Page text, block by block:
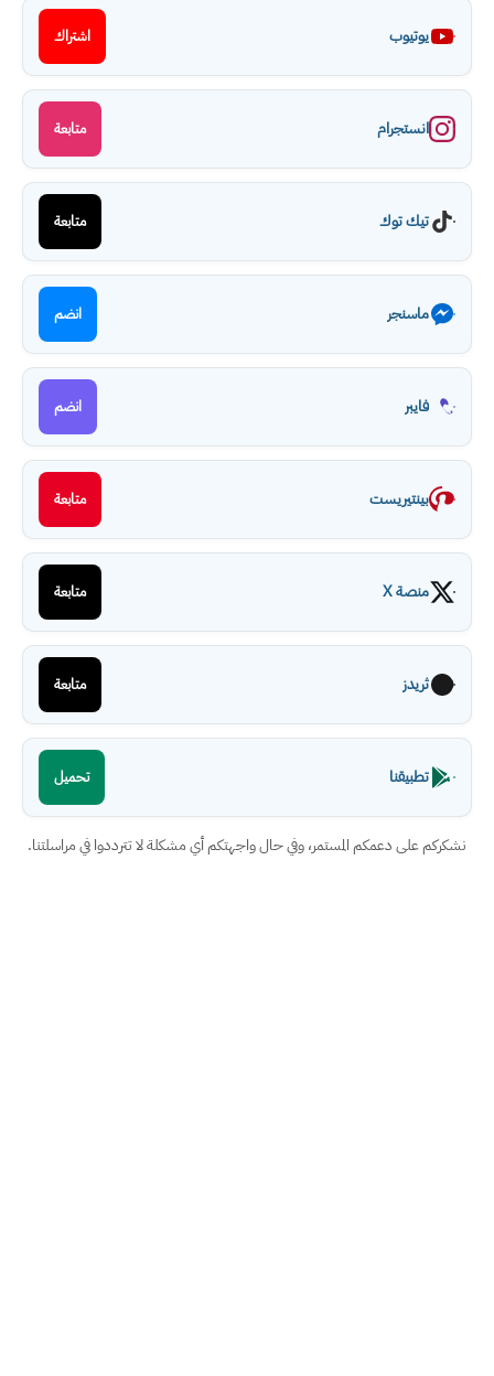
يوتيوب اشتراك
انستجرام متابعة
تيك توك متابعة
ماسنجر انضم
فايبر انضم
بينتيريست متابعة
منصة X متابعة
ثريدز متابعة
تطبيقنا تحميل
نشكركم على دعمكم المستمر، وفي حال واجهتكم أي مشكلة لا تترددوا في مراسلتنا.